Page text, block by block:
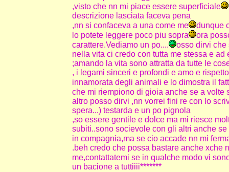
,visto che nn mi piace essere superficiale
descrizione lasciata faceva pena
,nn si confaceva a una come me
dunque
lo potete leggere poco piu sopra
ora
carattere.Vediamo un po....
osso dirvi che
nella vita ci credo con tutta me stessa e
;amando la vita sono attratta da tutte le
, i legami sinceri e profondi e amo e
innamorata degli animali e lo dimostra il
che mi riempiono di gioia anche se a volte
altro posso dirvi ,nn vorrei fini re con lo
spera...) testarda e un po pignola
,so essere gentile e dolce ma mi riesce
subiti..sono socievole con gli altri anche
in compagnia,ma se cio accade nn mi
.beh credo che possa bastare anche xche
me,contattatemi se in qualche modo vi
un bacione a tuttiiii*******